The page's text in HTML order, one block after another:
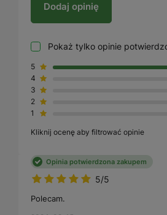
Dodaj opinię
Pokaż tylko opinie
5
4
3
2
1
Kliknij ocenę aby filtrować opinie
5/5
Opinia potwierdzona zakupem
Polecam.